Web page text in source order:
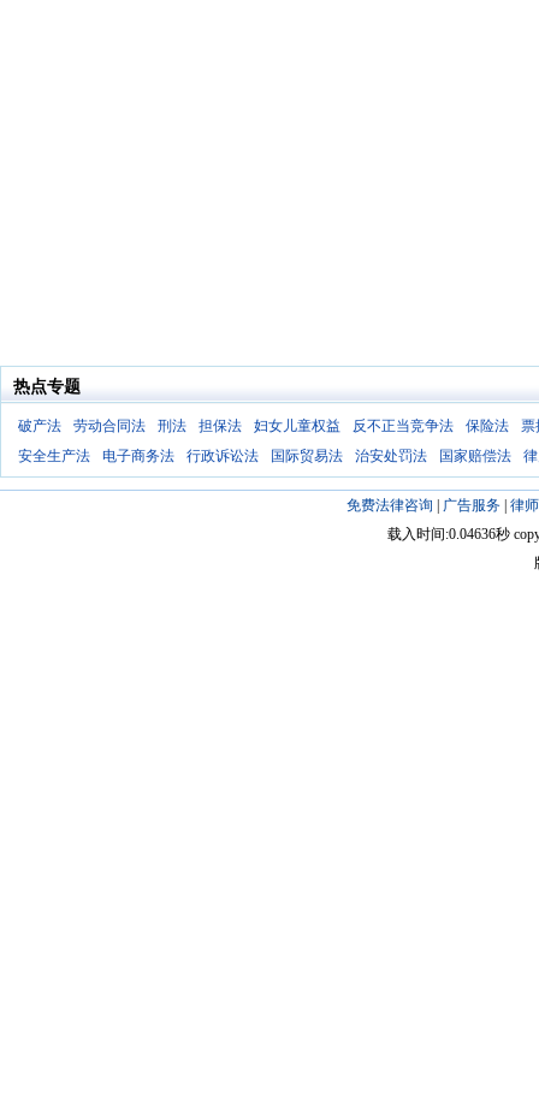
热点专题
破产法 劳动合同法 刑法 担保法 妇女儿童权益 反不正当竞争法 保险法
票
安全生产法
电子商务法 行政诉讼法 国际贸易法 治安处罚法 国家赔偿法
免费法律咨询 广告服务| 律
载入时间:0.04636秒